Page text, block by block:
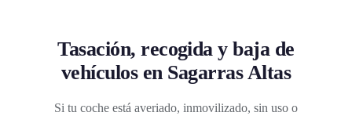
Tasación, recogida y baja de
vehículos en Sagarras Altas
Si tu coche está averiado, inmovilizado, sin uso o